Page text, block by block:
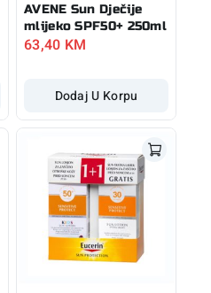
AVENE Sun Dječije
mlijeko SPF50+ 250ml
63,40 KM
Dodaj U Korpu